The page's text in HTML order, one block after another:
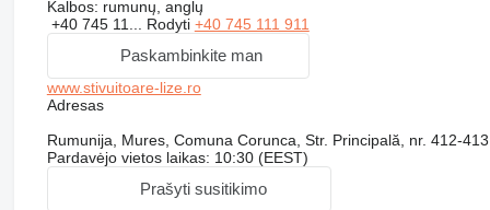
Kalbos: rumunų, anglų
+40 745 11... Rodyti +40 745 111 911
Paskambinkite man
www.stivuitoare-lize.ro
Adresas
Rumunija, Mures, Comuna Corunca, Str. Principală, nr. 412-
Pardavėjo vietos laikas: 10:30 (EEST)
Prašyti susitikimo